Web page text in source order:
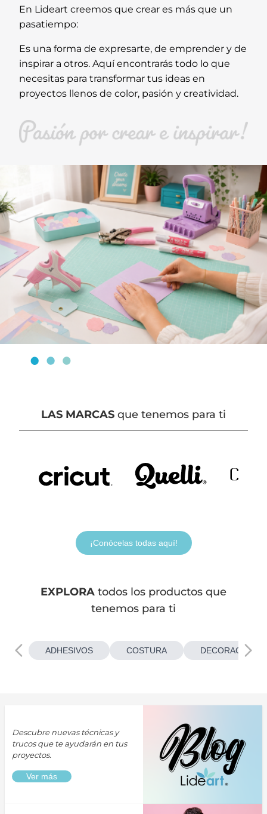
En Lideart creemos que crear es más que un
pasatiempo:
Es una forma de expresarte, de emprender y de
inspirar a otros. Aquí encontrarás todo lo que
necesitas para transformar tus ideas en
proyectos llenos de color, pasión y creatividad.
LAS MARCAS que tenemos para ti
¡Conócelas todas aquí!
EXPLORA todos los productos que
tenemos para ti
ADHESIVOS COSTURA
Descubre nuevas técnicas y
trucos que te ayudarán en tus
proyectos.
Ver más